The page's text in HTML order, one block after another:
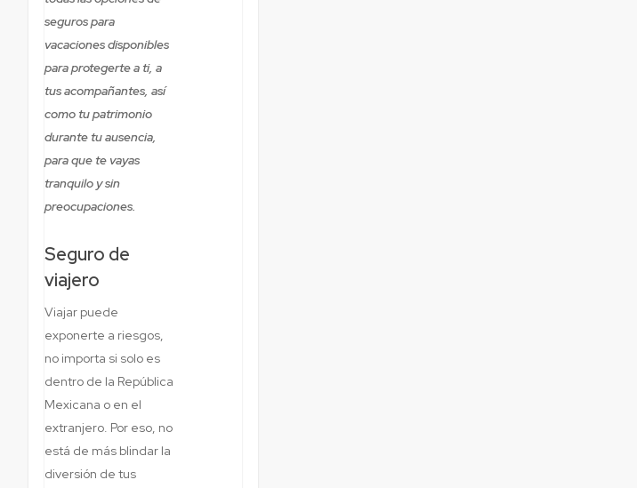
seguros para
vacaciones disponibles
para protegerte a ti, a
tus acompañantes, así
como tu patrimonio
durante tu ausencia,
para que te vayas
tranquilo y sin
preocupaciones.
Seguro de
viajero
Viajar puede
exponerte a riesgos,
no importa si solo es
dentro de la República
Mexicana o en el
extranjero. Por eso, no
está de más blindar la
diversión de tus